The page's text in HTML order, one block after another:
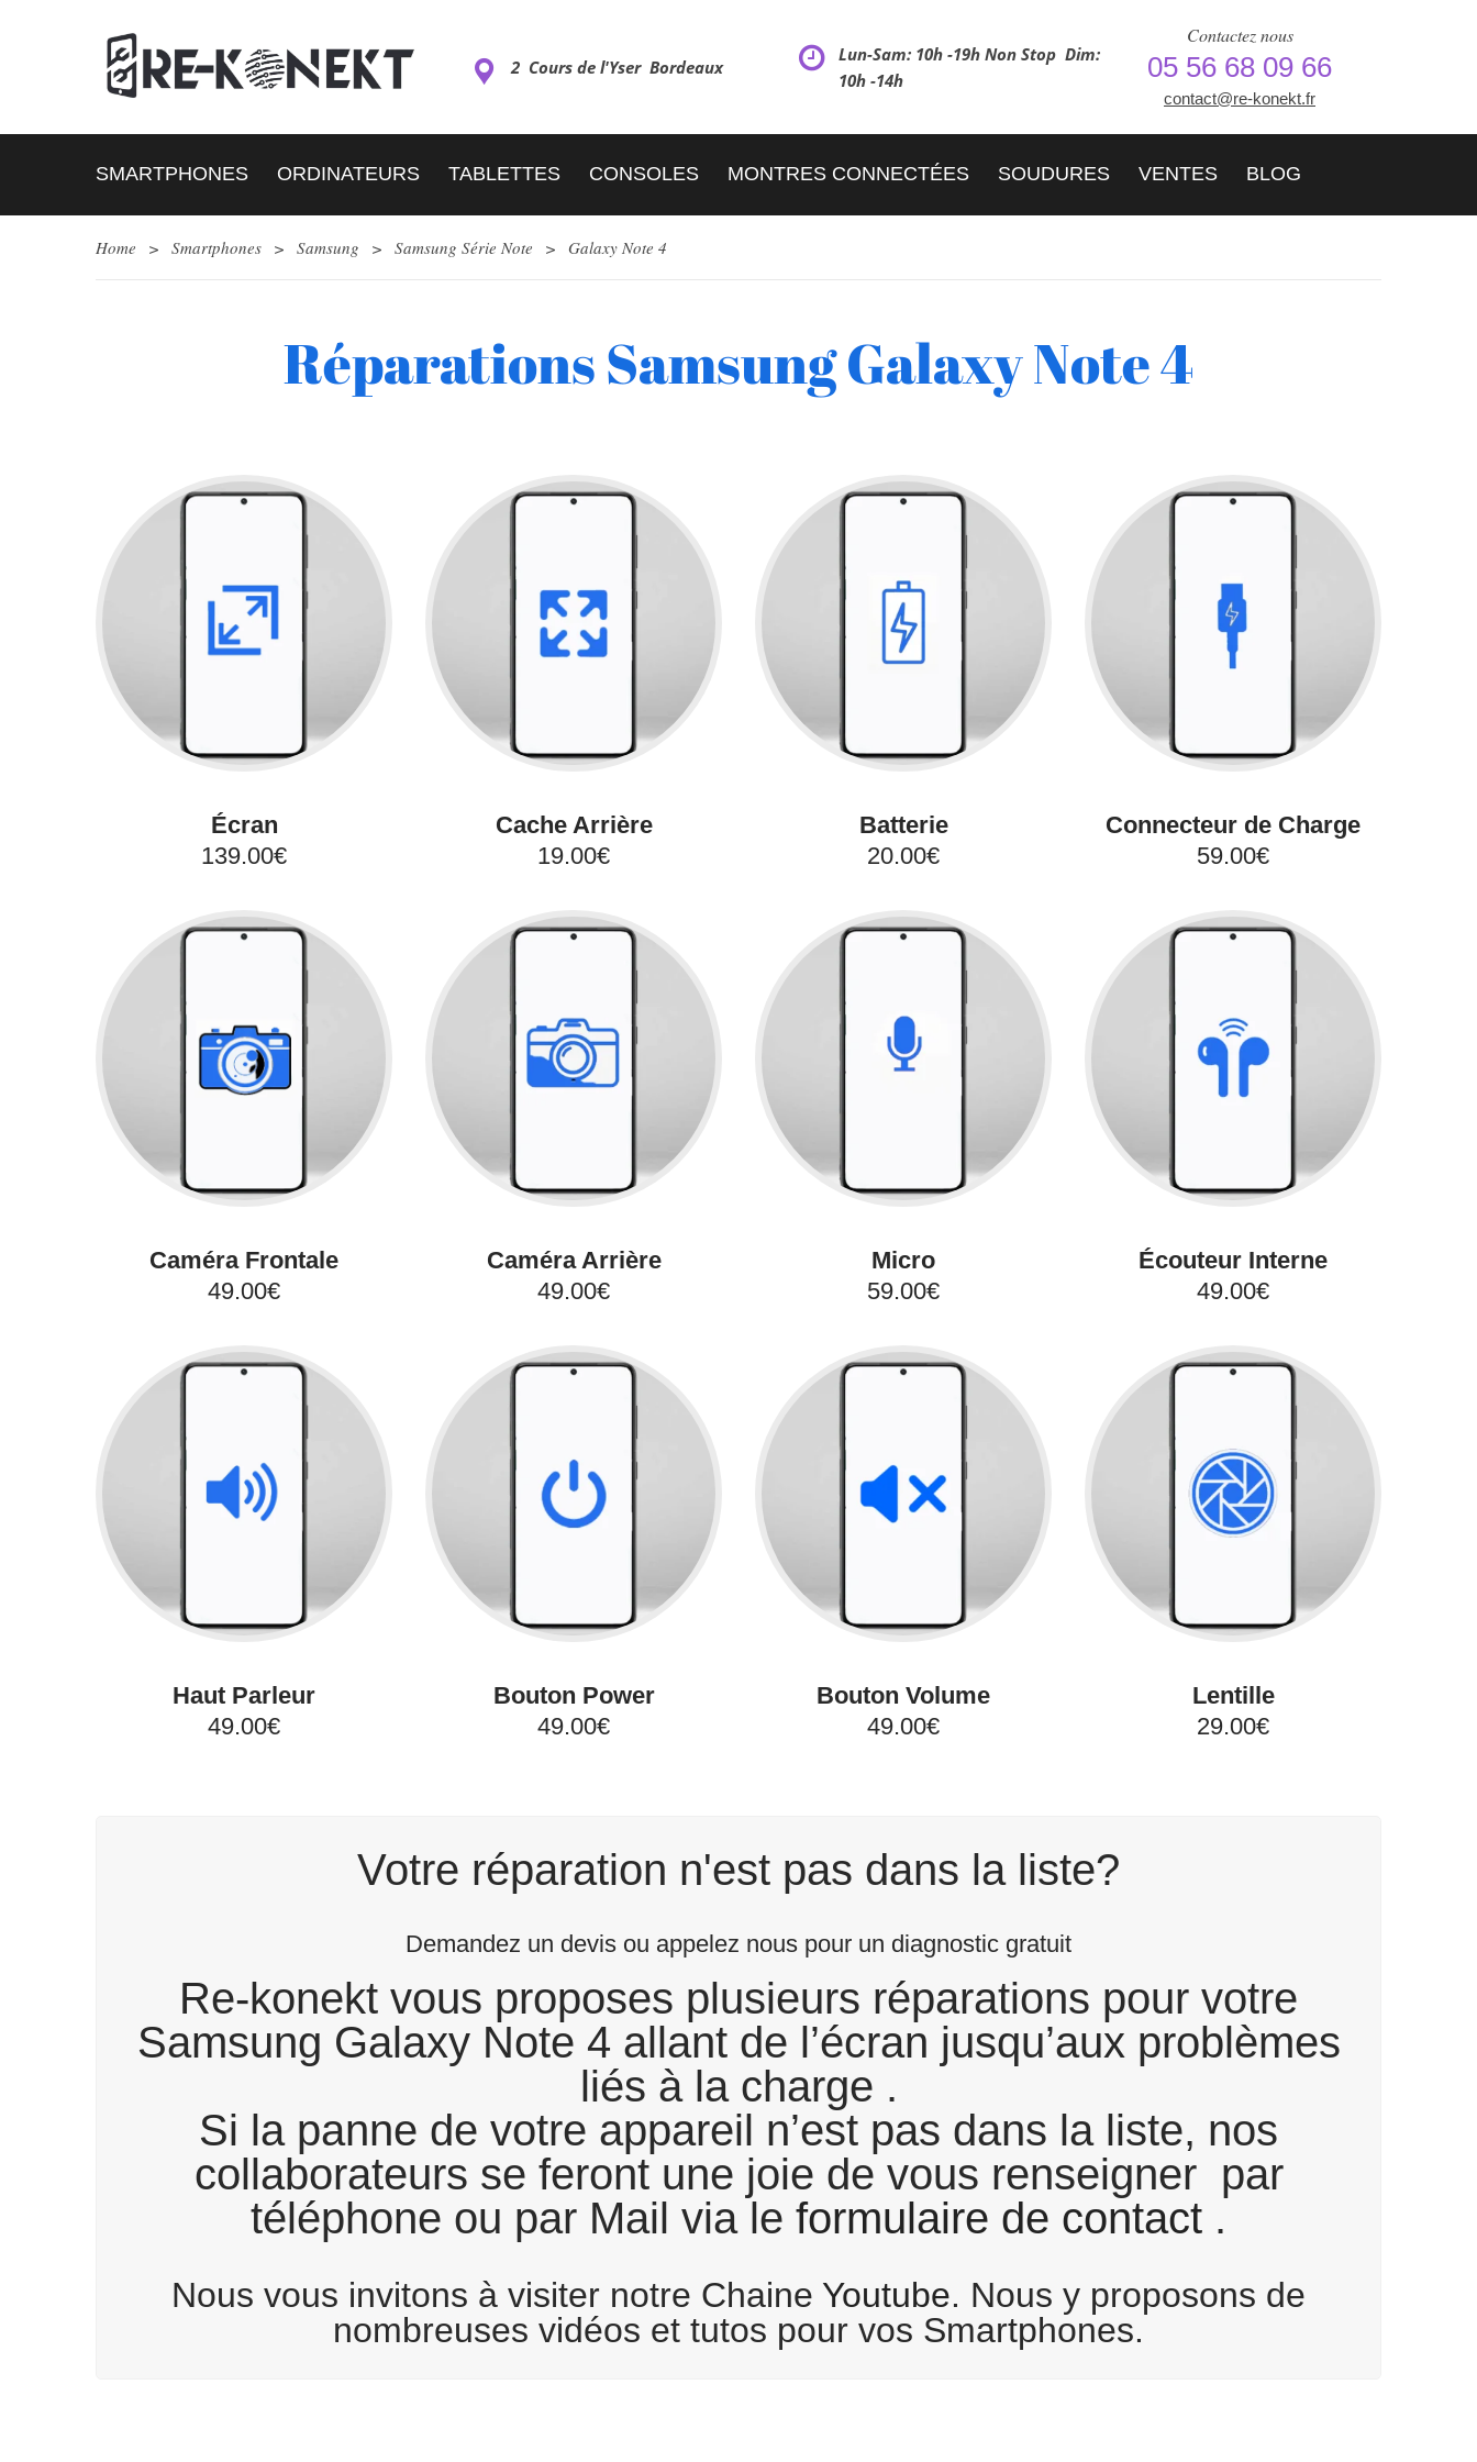
2 Cours de l'Yser Bordeaux
Lun-Sam: 10h -19h Non Stop Dim:
10h -14h
Contactez nous
05 56 68 09 66
contact@re-konekt.fr
SMARTPHONES ORDINATEURS TABLETTES CONSOLES MONTRES CONNECTÉES SOUDURES VENTES BLOG
Home > Smartphones > Samsung > Samsung Série Note > Galaxy Note 4
Réparations Samsung Galaxy Note 4
Écran
139.00€
Cache Arrière
19.00€
Batterie
20.00€
Connecteur de Charge
59.00€
Caméra Frontale
49.00€
Caméra Arrière
49.00€
Micro
59.00€
Écouteur Interne
49.00€
Haut Parleur
49.00€
Bouton Power
49.00€
Bouton Volume
49.00€
Lentille
29.00€
Votre réparation n'est pas dans la liste?
Demandez un devis ou appelez nous pour un diagnostic gratuit
Re-konekt vous proposes plusieurs réparations pour votre
Samsung Galaxy Note 4 allant de l’écran jusqu’aux problèmes
liés à la charge .
Si la panne de votre appareil n’est pas dans la liste, nos
collaborateurs se feront une joie de vous renseigner par
téléphone ou par Mail via le formulaire de contact .
Nous vous invitons à visiter notre Chaine Youtube. Nous y proposons de
nombreuses vidéos et tutos pour vos Smartphones.